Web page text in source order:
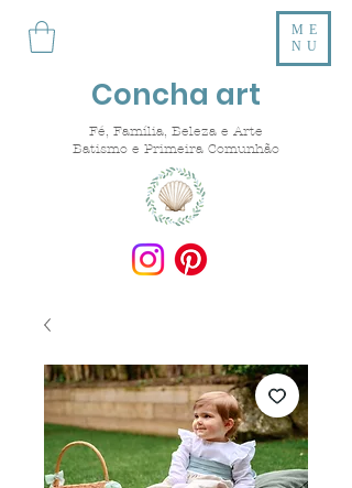
Concha art
ME
NU
Fé, Família, Beleza e Arte
Batismo e Primeira Comunhão